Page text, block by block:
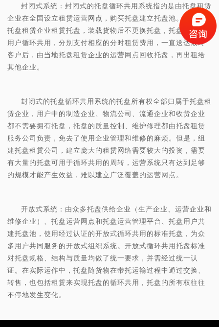
封闭式系统：封闭式的托盘循环共用系统指的是由托盘租赁
企业在全国设立租赁运营网点，购买托盘建立托盘池。用户从
托盘租赁企业租赁托盘，装载货物后不更换托盘，托盘在不同
用户循环共用，分别支付相应的分时租赁费用，一直送达最终
客户后，由当地托盘租赁企业的运营网点回收托盘，再出租给
其他企业。
封闭式的托盘循环共用系统的托盘所有权全部归属于托盘租
赁企业，用户中的制造企业、物流公司、流通企业和收货企业
都不需要拥有托盘，托盘的质量控制、维护修理都由托盘租赁
服务公司负责，免去了使用企业管理和维修的麻烦。但是，组
建托盘租赁公司，建立庞大的租赁网络需要较大的投资，需要
有大量的托盘可用于循环共用的周转，运营系统只有达到足够
的规模才能产生效益，难以建立广泛覆盖的运营网点。
开放式系统：由众多托盘供给企业（生产企业、运营企业和
维修企业）、托盘运营网点和托盘运营管理平台、托盘用户共
建托盘池，使用经过认证的开放式循环共用的标准托盘，为众
多用户共同服务的开放式组织系统。开放式循环共用托盘标准
对托盘规格、结构与质量均做了统一要求，并需经过统一认
证。在实际运作中，托盘随货物在带托运输过程中通过交换、
转售，也包括租赁来实现托盘的循环共用，托盘的所有权往往
不停地发生变化。